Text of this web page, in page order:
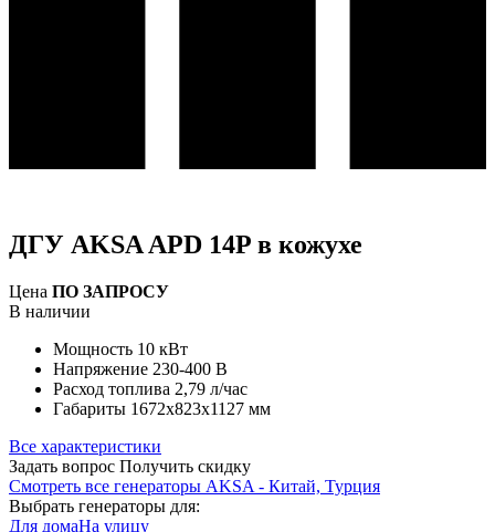
ДГУ AKSA APD 14P в кожухе
Цена ПО ЗАПРОСУ
В наличии
Мощность 10 кВт
Напряжение 230-400 В
Расход топлива 2,79 л/час
Габариты 1672х823х1127 мм
Все характеристики
Задать вопрос Получить скидку
Смотреть все генераторы AKSA - Китай, Турция
Выбрать генераторы для:
Для домаНа улицу